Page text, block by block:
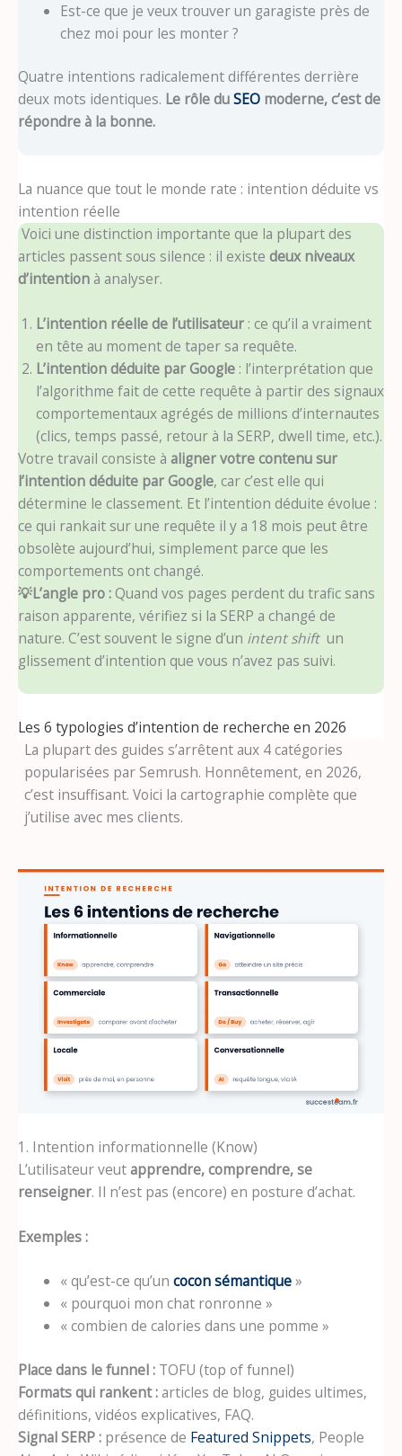
Est-ce que je veux trouver un garagiste près de
chez moi pour les monter ?
Quatre intentions radicalement différentes derrière
deux mots identiques. Le rôle duSEO moderne, c’est de
répondre à la bonne.
La nuance que tout le monde rate : intention déduite vs
intention réelle
Voici une distinction importante que la plupart des
articles passent sous silence : il existe deux niveaux
d’intention à analyser.
L’intention réelle de l’utilisateur : ce qu’il a vraiment
en tête au moment de taper sa requête.
L’intention déduite par Google : l’interprétation que
l’algorithme fait de cette requête à partir des signaux
comportementaux agrégés de millions d’internautes
(clics, temps passé, retour à la SERP, dwell time, etc.).
Votre travail consiste à aligner votre contenu sur
l’intention déduite par Google, car c’est elle qui
détermine le classement. Et l’intention déduite évolue :
ce qui rankait sur une requête il y a 18 mois peut être
obsolète aujourd’hui, simplement parce que les
comportements ont changé.
💡L’angle pro : Quand vos pages perdent du trafic sans
raison apparente, vérifiez si la SERP a changé de
nature. C’est souvent le signe d’un intent shiftun
glissement d’intention que vous n’avez pas suivi.
Les 6 typologies d’intention de recherche en 2026
La plupart des guides s’arrêtent aux 4 catégories
popularisées par Semrush. Honnêtement, en 2026,
c’est insuffisant. Voici la cartographie complète que
j’utilise avec mes clients.
1. Intention informationnelle (Know)
L’utilisateur veutapprendre, comprendre, se
renseigner. Il n’est pas (encore) en posture d’achat.
Exemples :
« qu’est-ce qu’un cocon sémantique»
« pourquoi mon chat ronronne »
« combien de calories dans une pomme »
Place dans le funnel : TOFU (top of funnel)
Formats qui rankent :articles de blog, guides ultimes,
définitions, vidéos explicatives, FAQ.
Signal SERP : présence de Featured Snippets, People